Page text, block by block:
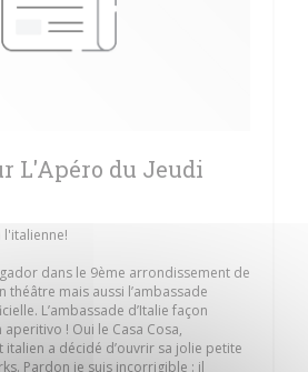
L'Apéro du Jeudi
l'italienne!
dans le 9ème arrondissement de
théâtre mais aussi l’ambassade
L’ambassade d’Italie façon
! Oui le Casa Cosa,
a décidé d’ouvrir sa jolie petite
Pardon je suis incorrigible : il